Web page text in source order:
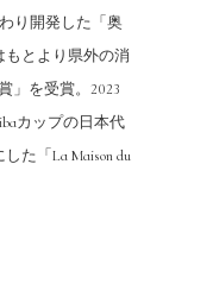
り開発した「奥
もとより県外の消
」を受賞。2023
カップの日本代
た「La Maison du